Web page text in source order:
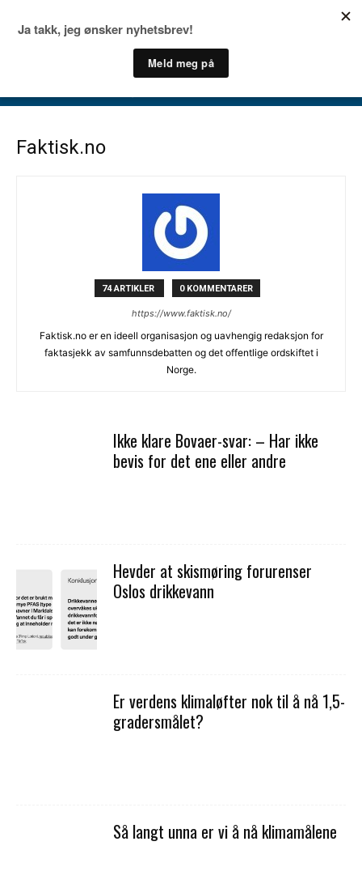
Faktisk.no
74 ARTIKLER 0 KOMMENTARER
https://www.faktisk.no/
Faktisk.no er en ideell organisasjon og uavhengig redaksjon for
faktasjekk av samfunnsdebatten og det offentlige ordskiftet i
Norge.
Ikke klare Bovaer-svar: – Har ikke
bevis for det ene eller andre
Hevder at skismøring forurenser
Oslos drikkevann
Er verdens klimaløfter nok til å nå 1,5-
gra­ders­målet?
Så langt unna er vi å nå klimamålene